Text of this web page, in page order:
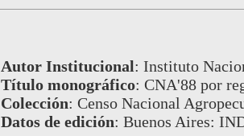
Autor Institucional: Instituto
Título monográfico: CNA'88 por
Colección: Censo Nacional
Datos de edición: Buenos Aires: